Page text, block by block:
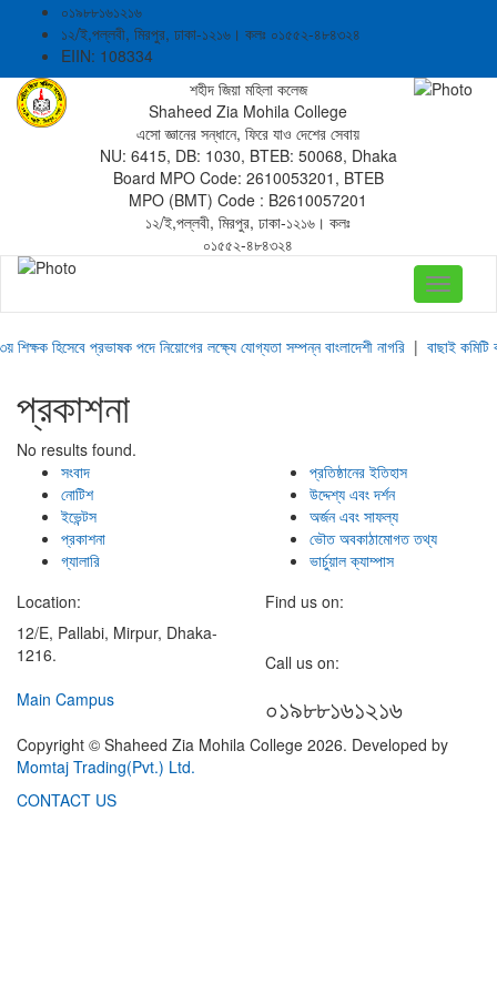
০১৯৮৮১৬১২১৬
১২/ই,পল্লবী, মিরপুর, ঢাকা-১২১৬। কলঃ ০১৫৫২-৪৮৪৩২৪
EIIN: 108334
শহীদ জিয়া মহিলা কলেজ
Shaheed Zia Mohila College
এসো জ্ঞানের সন্ধানে, ফিরে যাও দেশের সেবায়
NU: 6415, DB: 1030, BTEB: 50068, Dhaka
Board MPO Code: 2610053201, BTEB
MPO (BMT) Code : B2610057201
১২/ই,পল্লবী, মিরপুর, ঢাকা-১২১৬। কলঃ
০১৫৫২-৪৮৪৩২৪
Toggle
হিসেবে প্রভাষক পদে নিয়োগের লক্ষ্যে যোগ্যতা সম্পন্ন বাংলাদেশী নাগরি| বাছাই
প্রকাশনা
No results found.
সংবাদ
নোটিশ
ইভেন্টস
প্রকাশনা
গ্যালারি
প্রতিষ্ঠানের ইতিহাস
উদ্দেশ্য এবং দর্শন
অর্জন এবং সাফল্য
ভৌত অবকাঠামোগত তথ্য
ভার্চুয়াল ক্যাম্পাস
Location:
12/E, Pallabi, Mirpur, Dhaka-
1216.
Main Campus
Find us on:
Call us on:
০১৯৮৮১৬১২১৬
Copyright © Shaheed Zia Mohila College 2026. Developed by
Momtaj Trading(Pvt.) Ltd.
CONTACT US